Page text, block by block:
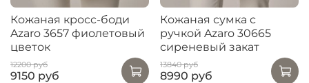
Кожаная кросс-боди
Azaro 3657 фиолетовый
цветок
12200 руб
9150 руб
Кожаная сумка с
ручкой Azaro 30665
сиреневый закат
13840 руб
8990 руб